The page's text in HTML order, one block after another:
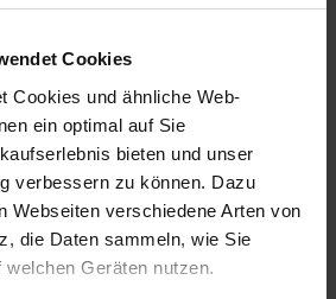
Cookies
Cookies und ähnliche Web-
ein optimal auf Sie
bieten und unser
verbessern zu können. Dazu
Webseiten verschiedene Arten von
die Daten sammeln, wie Sie
welchen Geräten nutzen.
verarbeitet,passt der
entsprechend wie
Qualität